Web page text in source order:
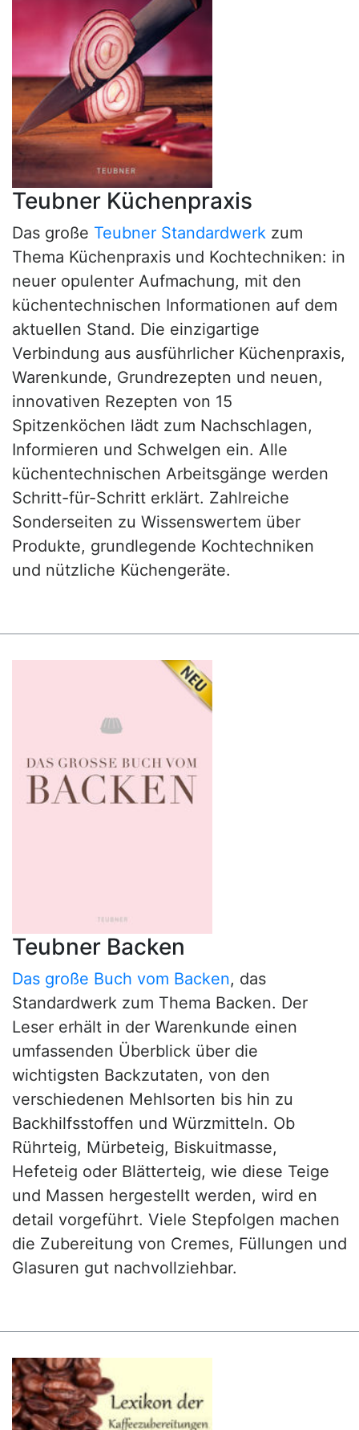
Teubner Küchenpraxis
Das große Teubner Standardwerk zum
Thema Küchenpraxis und Kochtechniken: in
neuer opulenter Aufmachung, mit den
küchentechnischen Informationen auf dem
aktuellen Stand. Die einzigartige
Verbindung aus ausführlicher Küchenpraxis,
Warenkunde, Grundrezepten und neuen,
innovativen Rezepten von 15
Spitzenköchen lädt zum Nachschlagen,
Informieren und Schwelgen ein. Alle
küchentechnischen Arbeitsgänge werden
Schritt-für-Schritt erklärt. Zahlreiche
Sonderseiten zu Wissenswertem über
Produkte, grundlegende Kochtechniken
und nützliche Küchengeräte.
Teubner Backen
Das große Buch vom Backen, das
Standardwerk zum Thema Backen. Der
Leser erhält in der Warenkunde einen
umfassenden Überblick über die
wichtigsten Backzutaten, von den
verschiedenen Mehlsorten bis hin zu
Backhilfsstoffen und Würzmitteln. Ob
Rührteig, Mürbeteig, Biskuitmasse,
Hefeteig oder Blätterteig, wie diese Teige
und Massen hergestellt werden, wird en
detail vorgeführt. Viele Stepfolgen machen
die Zubereitung von Cremes, Füllungen und
Glasuren gut nachvollziehbar.